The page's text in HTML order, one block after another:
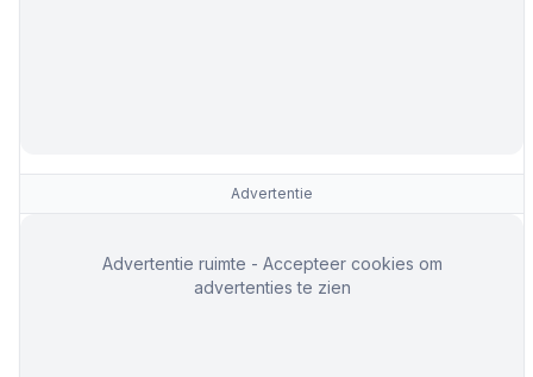
Advertentie
Advertentie ruimte - Accepteer cookies om
advertenties te zien